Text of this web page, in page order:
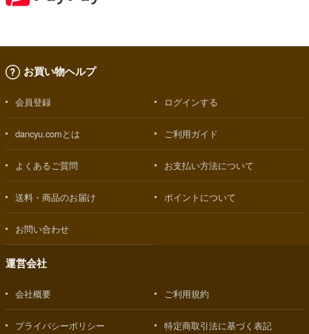
お買い物ヘルプ
会員登録 ログインする
dancyu.comとは ご利用ガイド
よくあるご質問 お支払い方法について
送料・商品のお届け ポイントについて
お問い合わせ
運営会社
会社概要 ご利用規約
プライバシーポリシー 特定商取引法に基づく表記